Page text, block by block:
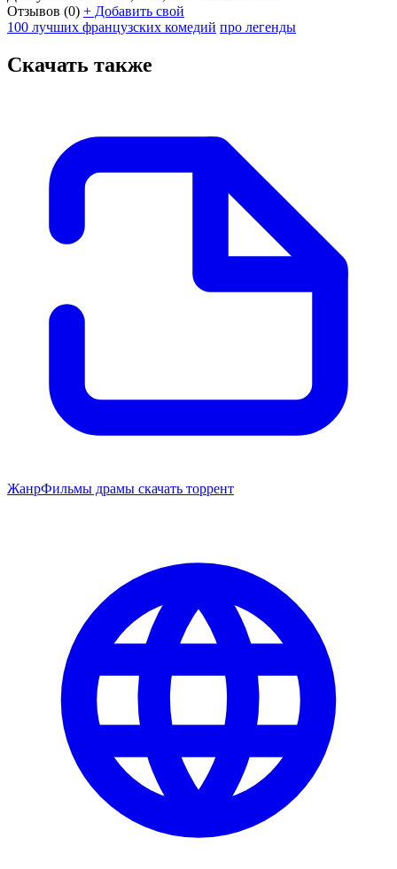
Отзывов (0) + Добавить свой
100 лучших французских комедий про легенды
Скачать также
ЖанрФильмы драмы скачать торрент